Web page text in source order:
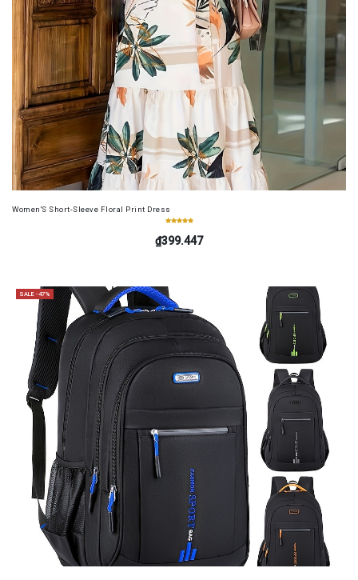
Women'S Short-Sleeve Floral Print Dress
₫399.447
SALE -47%